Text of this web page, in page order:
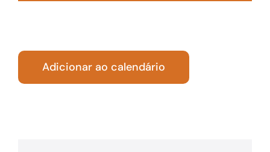
Adicionar ao calendário